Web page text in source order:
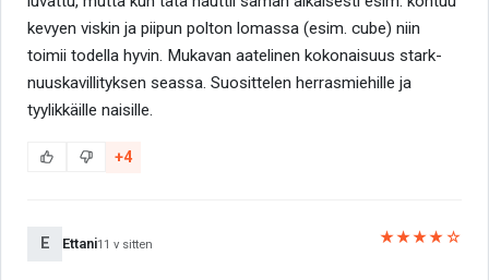
kevyen viskin ja piipun polton lomassa (esim. cube) niin
toimii todella hyvin. Mukavan aatelinen kokonaisuus stark-
nuuskavillityksen seassa. Suosittelen herrasmiehille ja
tyylikkäille naisille.
+4
E Ettani11 v sitten ★★★★☆